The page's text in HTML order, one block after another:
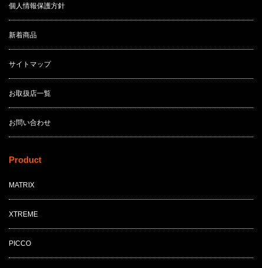
個人情報保護方針
新着商品
サイトマップ
お取扱店一覧
お問い合わせ
Product
MATRIX
XTREME
PICCO